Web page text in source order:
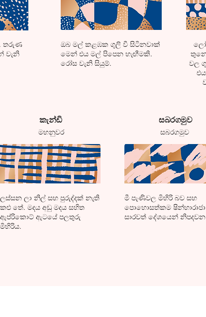
තරුණ
වැනි
​ඔබ මල් කළඹක ගුලි වී සිටිනවාක්
මෙන් එය මල් පිපෙන හැඟීමකි.
රෝස වැනි සියුම්.
වල
​කැන්ඩි
​මහනුවර
​ලස්සන ලා නිල් සහ පුරුද්දක් නැති
කළු තේ. මදය අඩු මදය සහිත
ඇප්රිකොට් ඇටයේ පලතුරු
මිහිරිය.
​සබරගමුව
සබරගමුව
මී පැණිවල මිහිරි බව සහ
පොහොසත්කම
සාරවත් දේශයෙන් නිපදවන